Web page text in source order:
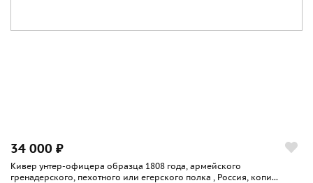
34 000 ₽
Кивер унтер-офицера образца 1808 года, армейского
гренадерского, пехотного или егерского полка , Россия, копи...